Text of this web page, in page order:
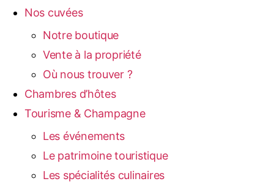
Nos cuvées
Notre boutique
Vente à la propriété
Où nous trouver ?
Chambres d’hôtes
Tourisme & Champagne
Les événements
Le patrimoine touristique
Les spécialités culinaires